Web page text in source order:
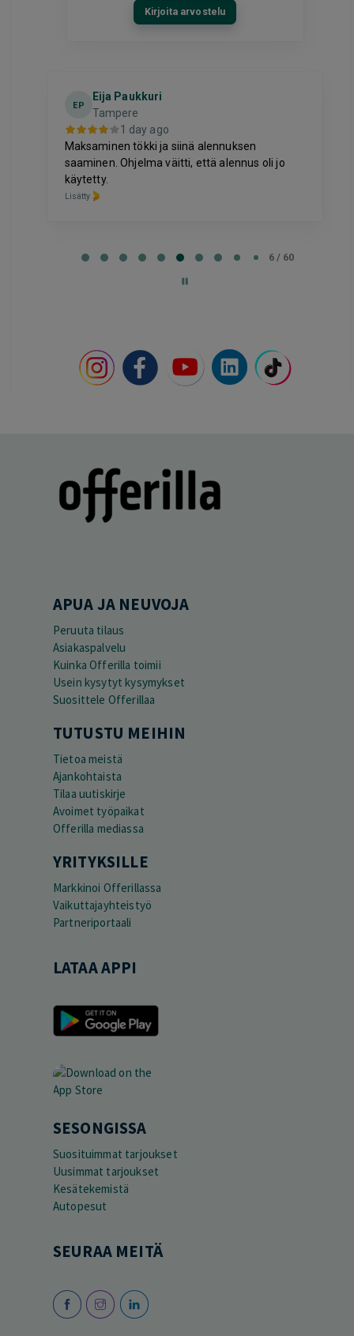
Kirjoita arvostelu
EP
Eija Paukkuri
Tampere
1 day ago
Maksaminen tökki ja siinä alennuksen
saaminen. Ohjelma väitti, että alennus oli jo
käytetty.
Lisätty
6 / 60
APUA JA NEUVOJA
Peruuta tilaus
Asiakaspalvelu
Kuinka Offerilla toimii
Usein kysytyt kysymykset
Suosittele Offerillaa
TUTUSTU MEIHIN
Tietoa meistä
Ajankohtaista
Tilaa uutiskirje
Avoimet työpaikat
Offerilla mediassa
YRITYKSILLE
Markkinoi Offerillassa
Vaikuttajayhteistyö
Partneriportaali
LATAA APPI
SESONGISSA
Suosituimmat tarjoukset
Uusimmat tarjoukset
Kesätekemistä
Autopesut
SEURAA MEITÄ